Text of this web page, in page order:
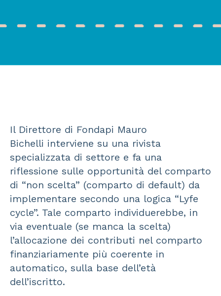
Il Direttore di Fondapi Mauro
Bichelli interviene su una rivista
specializzata di settore e fa una
riflessione sulle opportunità del comparto
di “non scelta” (comparto di default) da
implementare secondo una logica “Lyfe
cycle”. Tale comparto individuerebbe, in
via eventuale (se manca la scelta)
l’allocazione dei contributi nel comparto
finanziariamente più coerente in
automatico, sulla base dell’età
dell’iscritto.